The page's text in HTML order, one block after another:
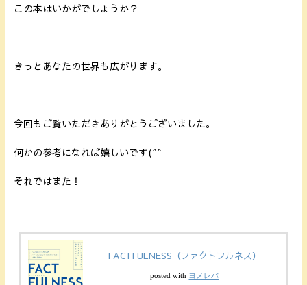
この本はいかがでしょうか？
きっとあなたの世界も広がります。
今回もご覧いただきありがとうございました。
何かの参考になれば嬉しいです(^^
それではまた！
FACTFULNESS（ファクトフルネス）
posted with ヨメレバ